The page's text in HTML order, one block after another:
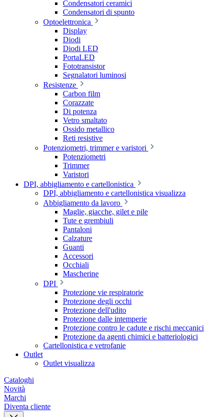
Condensatori ceramici
Condensatori di spunto
Optoelettronica
Display
Diodi
Diodi LED
PortaLED
Fototransistor
Segnalatori luminosi
Resistenze
Carbon film
Corazzate
Di potenza
Vetro smaltato
Ossido metallico
Reti resistive
Potenziometri, trimmer e varistori
Potenziometri
Trimmer
Varistori
DPI, abbigliamento e cartellonistica
DPI, abbigliamento e cartellonistica visualizza
Abbigliamento da lavoro
Maglie, giacche, gilet e pile
Tute e grembiuli
Pantaloni
Calzature
Guanti
Accessori
Occhiali
Mascherine
DPI
Protezione vie respiratorie
Protezione degli occhi
Protezione dell'udito
Protezione dalle intemperie
Protezione contro le cadute e rischi meccanici
Protezione da agenti chimici e batteriologici
Cartellonistica e vetrofanie
Outlet
Outlet visualizza
Cataloghi
Novità
Marchi
Diventa cliente